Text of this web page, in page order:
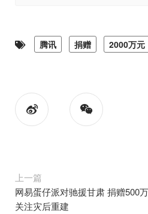
腾讯 捐赠 2000万元
上一篇
网易蛋仔派对驰援甘肃 捐赠500
关注灾后重建